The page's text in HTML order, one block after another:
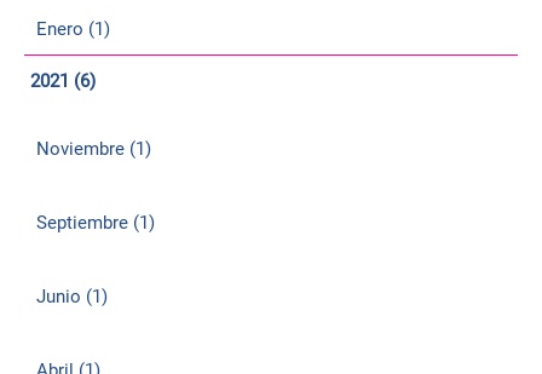
Enero (1)
2021 (6)
Noviembre (1)
Septiembre (1)
Junio (1)